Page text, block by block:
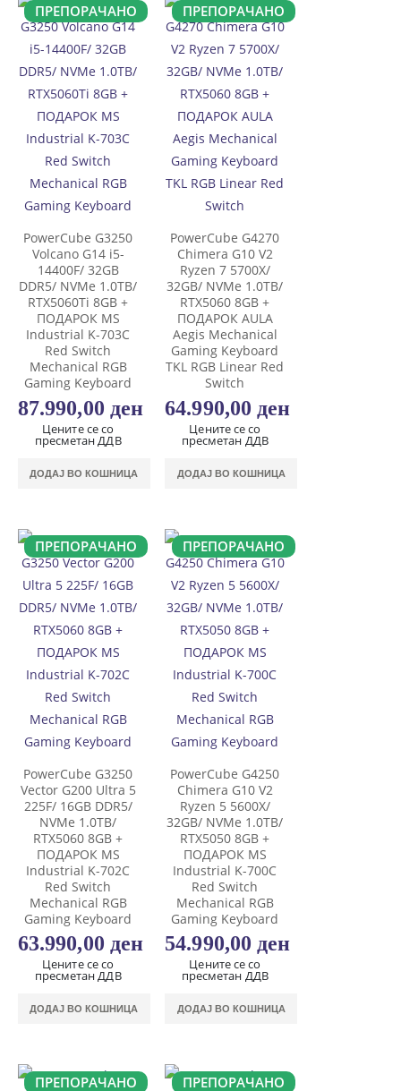
ПРЕПОРАЧАНО
PowerCube G3250
Volcano G14 i5-
14400F/ 32GB
DDR5/ NVMe 1.0TB/
RTX5060Ti 8GB +
ПОДАРОК MS
Industrial K-703C
Red Switch
Mechanical RGB
Gaming Keyboard
87.990,00 ден
Цените се со
пресметан ДДВ
ДОДАЈ ВО КОШНИЦА
ПРЕПОРАЧАНО
PowerCube G4270
Chimera G10 V2
Ryzen 7 5700X/
32GB/ NVMe 1.0TB/
RTX5060 8GB +
ПОДАРОК AULA
Aegis Mechanical
Gaming Keyboard
TKL RGB Linear Red
Switch
64.990,00 ден
Цените се со
пресметан ДДВ
ДОДАЈ ВО КОШНИЦА
ПРЕПОРАЧАНО
PowerCube G3250
Vector G200 Ultra 5
225F/ 16GB DDR5/
NVMe 1.0TB/
RTX5060 8GB +
ПОДАРОК MS
Industrial K-702C
Red Switch
Mechanical RGB
Gaming Keyboard
63.990,00 ден
Цените се со
пресметан ДДВ
ДОДАЈ ВО КОШНИЦА
ПРЕПОРАЧАНО
PowerCube G4250
Chimera G10 V2
Ryzen 5 5600X/
32GB/ NVMe 1.0TB/
RTX5050 8GB +
ПОДАРОК MS
Industrial K-700C
Red Switch
Mechanical RGB
Gaming Keyboard
54.990,00 ден
Цените се со
пресметан ДДВ
ДОДАЈ ВО КОШНИЦА
ПРЕПОРАЧАНО ПРЕПОРАЧАНО